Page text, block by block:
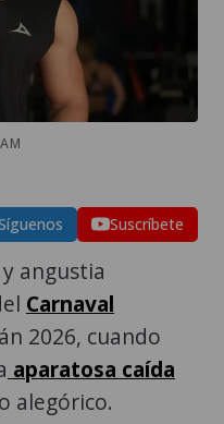
Suscríbete
angustia
Carnaval
2026, cuando
aparatosa caída
alegórico.